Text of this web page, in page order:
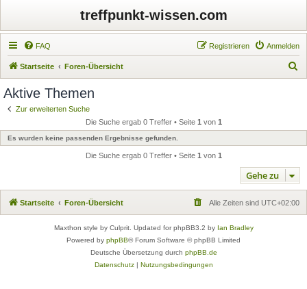
treffpunkt-wissen.com
FAQ Anmelden
Registrieren
Startseite Foren-Übersicht
e
Aktive Themen
Zur erweiterten Suche
Die Suche ergab 0 Treffer • Seite 1 von 1
Es wurden keine passenden Ergebnisse gefunden.
Die Suche ergab 0 Treffer • Seite 1 von 1
Gehe zu
Startseite Foren-Übersicht Alle Zeiten sind UTC+02:00
Maxthon style by Culprit. Updated for phpBB3.2 by Ian Bradley
Powered by phpBB® Forum Software © phpBB Limited
Deutsche Übersetzung durch phpBB.de
Datenschutz| Nutzungsbedingungen